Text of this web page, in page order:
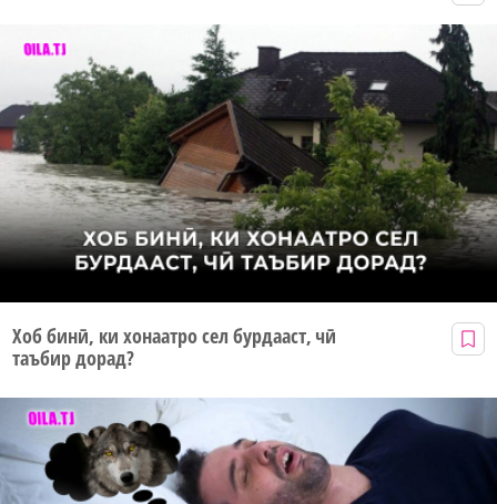
Хоб бинӣ, ки хонаатро сел бурдааст, чӣ
таъбир дорад?